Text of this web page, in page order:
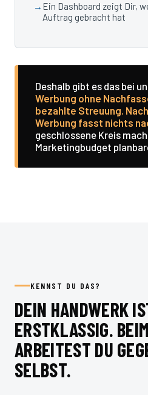
Ein Dashboard zeigt Dir,
Auftrag gebracht hat
Deshalb gibt es das bei
Werbung ohne
bezahlte Streuung.
Werbung fasst nichts
geschlossene Kreis
Marketingbudget
KENNST DU DAS?
DEIN HANDWERK
ERSTKLASSIG.
ARBEITEST DU
SELBST.